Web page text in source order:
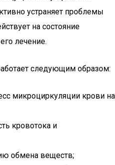
устраняет проблемы
на состояние
лечение.
следующим образом:
микроциркуляции крови на
кровотока и
обмена веществ;